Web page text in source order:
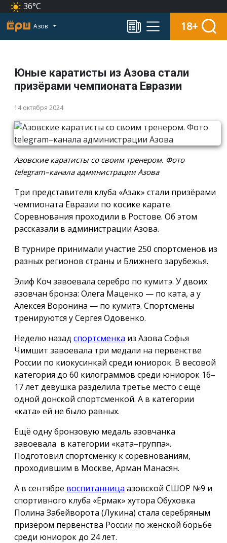
36°C
Азов 18+
Юные каратисты из Азова стали
призёрами чемпионата Евразии
14 октября 2024
Азовские каратисты со своим тренером. Фото
telegram–канала администрации Азова
Три представителя клуба «Азак» стали призёрами
чемпионата Евразии по косике карате.
Соревнования проходили в Ростове. Об этом
рассказали в администрации Азова.
В турнире принимали участие 250 спортсменов из
разных регионов страны и Ближнего зарубежья.
Элиф Коч завоевала серебро по кумитэ. У двоих
азовчан бронза: Олега Маценко — по ката, а у
Алексея Воронина — по кумитэ. Спортсмены
тренируются у Сергея Одовенко.
Неделю назад спортсменка из Азова Софья
Чимшит завоевала три медали на первенстве
России по киокусинкай среди юниорок. В весовой
категория до 60 килограммов среди юниорок 16–
17 лет девушка разделила третье место с ещё
одной донской спортсменкой. А в категории
«ката» ей не было равных.
Ещё одну бронзовую медаль азовчанка
завоевала в категории «ката–группа».
Подготовил спортсменку к соревнованиям,
проходившим в Москве, Арман Манасян.
А в сентябре воспитанница азовской СШОР №9 и
спортивного клуба «Ермак» хутора Обуховка
Полина Забейворота (Лукина) стала серебряным
призёром первенства России по женской борьбе
среди юниорок до 24 лет.